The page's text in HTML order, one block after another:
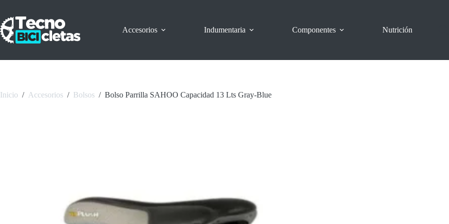
contenido
Accesorios
Indumentaria Componentes Nutrición
Inicio / Accesorios / Bolsos / Bolso Parrilla SAHOO Capacidad 13 Lts Gray-Blue